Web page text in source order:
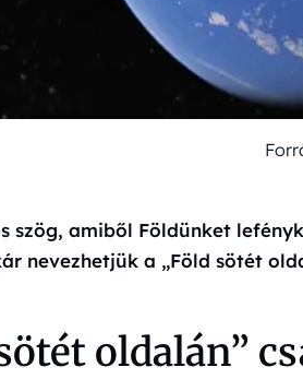
szög, amiből Földünket
nevezhetjük a „Föld sötét
oldalán”